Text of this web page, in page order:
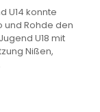
U14 konnte
und Rohde den
U18 mit
Nißen,